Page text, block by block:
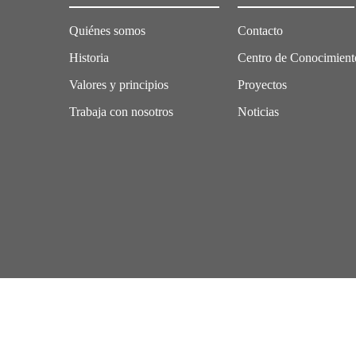
Quiénes somos
Historia
Valores y principios
Trabaja con nosotros
Contacto
Centro de
Proyectos
Noticias